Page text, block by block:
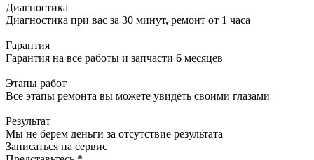
Диагностика
Диагностика при вас за 30 минут, ремонт от 1 часа
Гарантия
Гарантия на все работы и запчасти 6 месяцев
Этапы работ
Все этапы ремонта вы можете увидеть своими глазами
Результат
Мы не берем деньги за отсутствие результата
Записаться на сервис